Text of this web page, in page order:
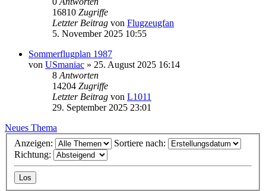
16810 Zugriffe
Letzter Beitrag von Flugzeugfan
5. November 2025 10:55
Sommerflugplan 1987
von USmaniac » 25. August 2025 16:14
8 Antworten
14204 Zugriffe
Letzter Beitrag von L1011
29. September 2025 23:01
Neues Thema
Anzeigen:
Sortiere nach:
Richtung: